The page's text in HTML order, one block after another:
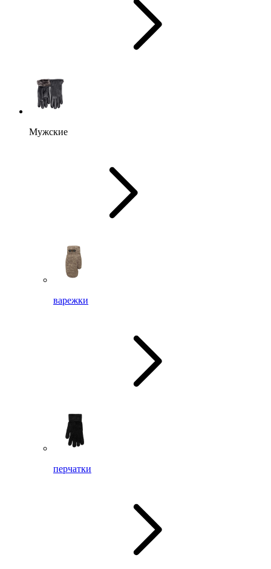
Мужские
варежки
перчатки